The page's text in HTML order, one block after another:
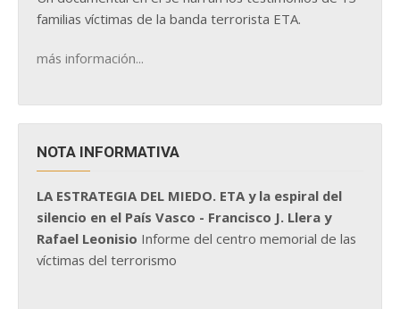
familias víctimas de la banda terrorista ETA.
más información...
NOTA INFORMATIVA
LA ESTRATEGIA DEL MIEDO. ETA y la espiral del
silencio en el País Vasco - Francisco J. Llera y
Rafael Leonisio Informe del centro memorial de las
víctimas del terrorismo